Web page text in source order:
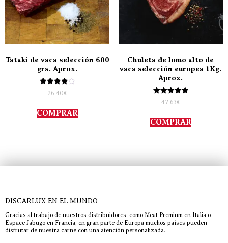
Tataki de vaca selección 600
grs. Aprox.
Valorado
con
de 5
26,40€
COMPRAR
Chuleta de lomo alto de
vaca selección europea 1Kg.
Aprox.
Valorado
con
de 5
47,63€
COMPRAR
DISCARLUX EN EL MUNDO
Gracias al trabajo de nuestros distribuidores, como Meat Premium en Italia o
Espace Jabugo en Francia, en gran parte de Europa muchos países pueden
disfrutar de nuestra carne con una atención personalizada.